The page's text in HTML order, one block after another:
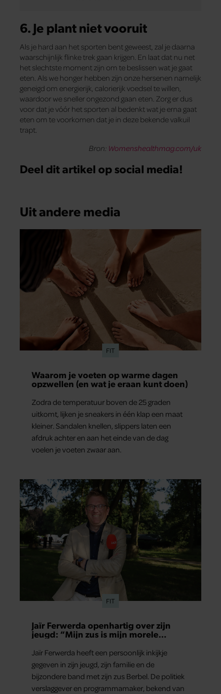
6. Je plant niet vooruit
Als je hard aan het sporten bent geweest, zal je daarna
waarschijnlijk flinke trek gaan krijgen. En laat dat nu net
het slechtste moment zijn om te beslissen wat je gaat
eten. Als we honger hebben zijn onze hersenen namelijk
geneigd om energierijk, calorierijk voedsel te willen,
waardoor we sneller ongezond gaan eten. Zorg er dus
voor dat je vóór het sporten al bedenkt wat je erna gaat
eten om te voorkomen dat je in deze bekende valkuil
trapt.
Bron: Womenshealthmag.com/uk
Deel dit artikel op social media!
Uit andere media
FIT
Waarom je voeten op warme dagen
opzwellen (en wat je eraan kunt doen)
Zodra de temperatuur boven de 25 graden
uitkomt, lijken je sneakers in één klap een maat
kleiner. Sandalen knellen, slippers laten een
afdruk achter en aan het einde van de dag
voelen je voeten zwaar aan.
FIT
Jaïr Ferwerda openhartig over zijn
jeugd: “Mijn zus is mijn morele
Jaïr Ferwerda heeft een persoonlijk inkijkje
gegeven in zijn jeugd, zijn familie en de
bijzondere band met zijn zus Berbel. De politiek
verslaggever en programmamaker, bekend van